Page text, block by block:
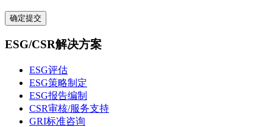
确定提交
ESG/CSR解决方案
ESG评估
ESG策略制定
ESG报告编制
CSR审核/服务支持
GRI标准咨询